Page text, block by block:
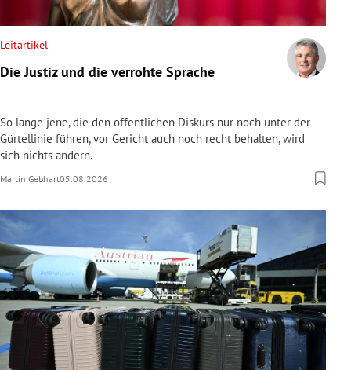
Untermenü
Untermenü
Untermenü
Untermenü
Untermenü
Untermenü
Leitartikel
Die Justiz und die verrohte Sprache
So lange jene, die den öffentlichen Diskurs nur noch unter der
Gürtellinie führen, vor Gericht auch noch recht behalten, wird
sich nichts ändern.
Martin Gebhart05.08.2026